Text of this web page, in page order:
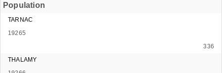
Population
TARNAC
19265
336
THALAMY